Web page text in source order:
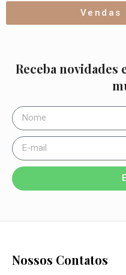
Vendas
Receba novidades
Nossos Contatos